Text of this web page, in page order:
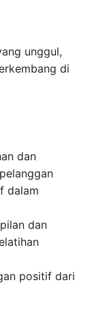
unggul,
di
dan
dalam
dan
positif dari